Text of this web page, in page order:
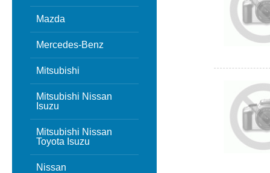
Mazda
Mercedes-Benz
Mitsubishi
Mitsubishi Nissan
Isuzu
Mitsubishi Nissan
Toyota Isuzu
Nissan